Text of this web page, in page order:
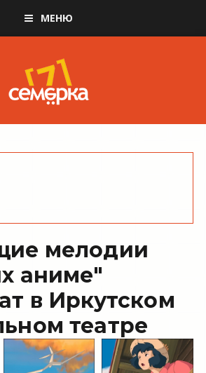
МЕНЮ
мелодии
аниме"
в Иркутском
театре